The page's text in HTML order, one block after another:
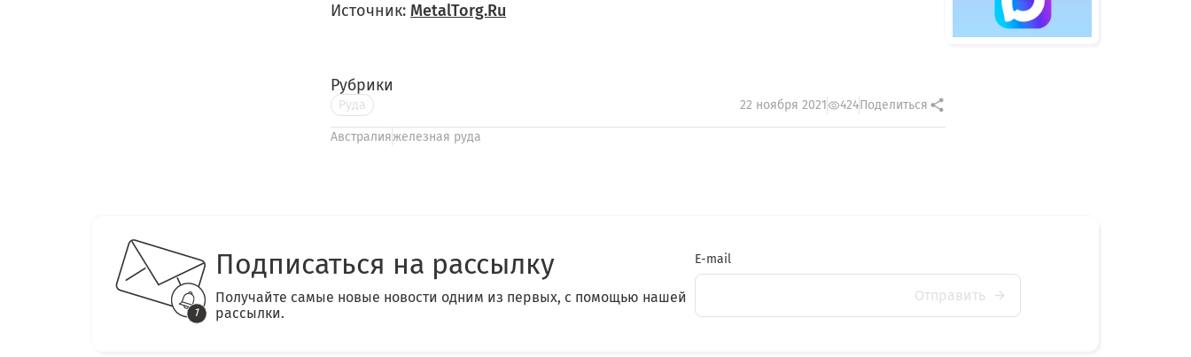
Источник: MetalTorg.Ru
Рубрики
Руда 22 ноября 2021 424Поделиться
Австралияжелезная руда
Подписаться на рассылку
Получайте самые новые новости одним из первых, с помощью нашей
рассылки.
E-mail
Отправить